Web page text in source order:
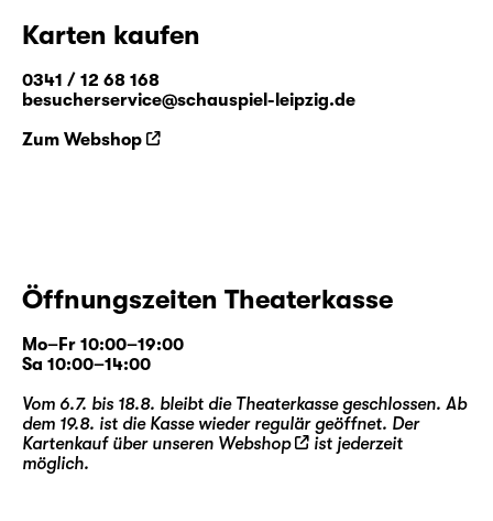
Karten kaufen
0341 / 12 68 168
besucherservice@schauspiel-leipzig.de
Zum Webshop
Öffnungszeiten Theaterkasse
Mo–Fr 10:00–19:00
Sa 10:00–14:00
Vom 6.7. bis 18.8. bleibt die Theaterkasse geschlossen. Ab
dem 19.8. ist die Kasse wieder regulär geöffnet. Der
Kartenkauf über unseren Webshop
ist jederzeit
möglich.